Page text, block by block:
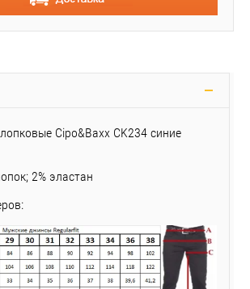
Cipo&Baxx CK234 синие
2% эластан